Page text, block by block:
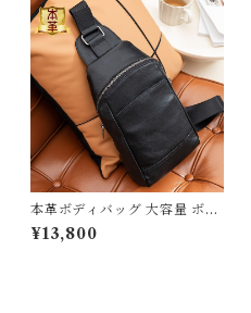
しゃれ レザー ギフト プレゼン
ト 3Qee 266766_qz
本革ボディバッグ 大容量 ボデ
ィバッグ 本革 メンズ 厚手牛革
オイルレザー アウトドア 旅行
¥13,800